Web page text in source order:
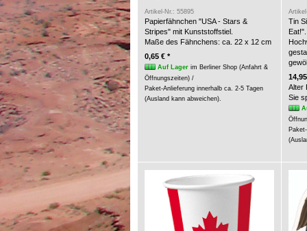
Artikel-Nr.: 55895
Papierfähnchen "USA - Stars &
Stripes" mit Kunststoffstiel.
Maße des Fähnchens: ca. 22 x 12 cm
0,65 € *
Auf Lagerim Berliner Shop (Anfahrt &
Öffnungszeiten) /
Paket-Anlieferung innerhalb ca. 2-5 Tagen
(Ausland kann abweichen).
Tin
Eat!".
Alter
Sie